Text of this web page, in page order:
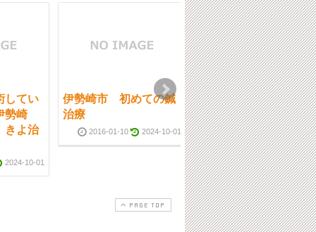
してい
勢崎
よ治
2024-10-01
伊勢崎市 初めての鍼
治療
2016-01-10 2024-10-01
伊勢崎市 はり また
来てみたいなと思える
治療院
2016-09-09 2024-10-
PAGE TOP